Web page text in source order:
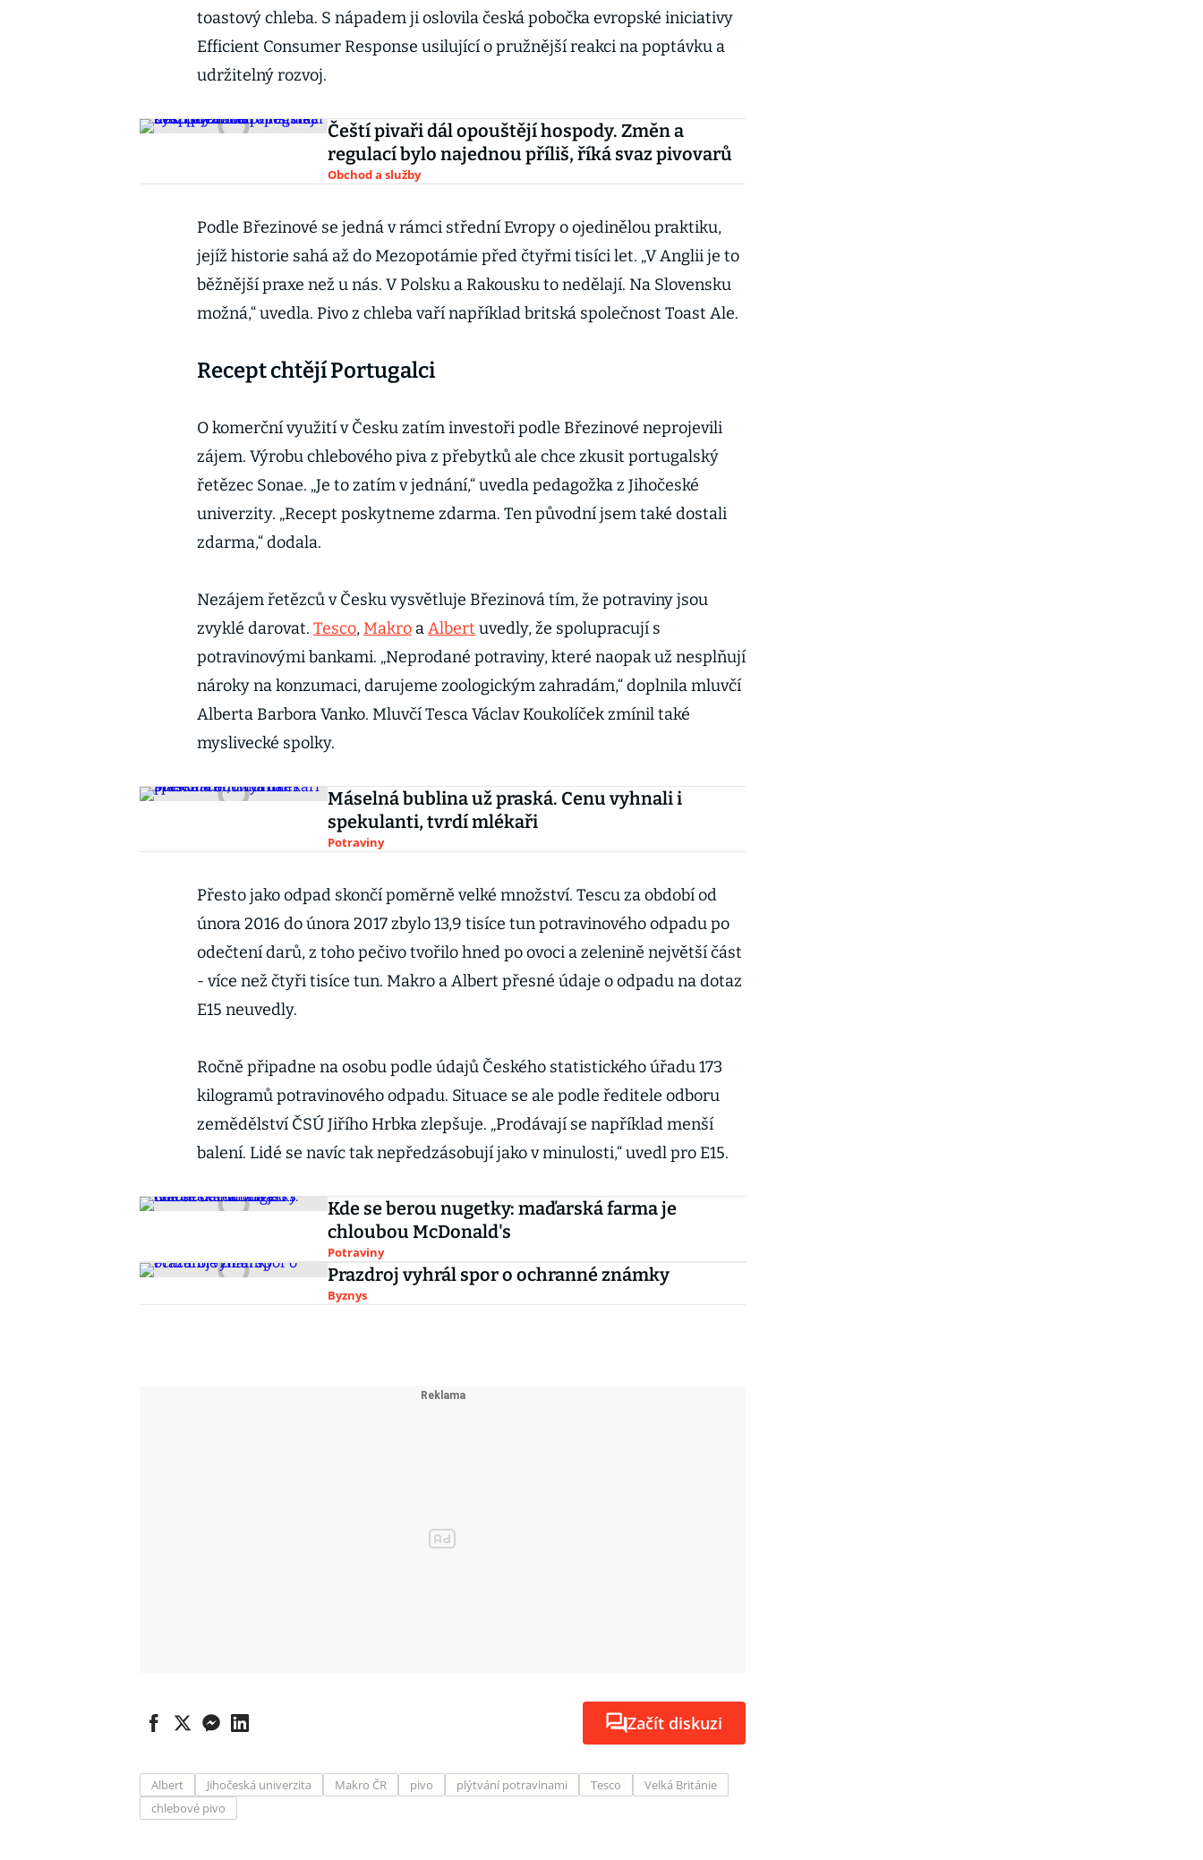
toastový chleba. S nápadem ji oslovila česká pobočka evropské iniciativy
Efficient Consumer Response usilující o pružnější reakci na poptávku a
udržitelný rozvoj.
Čeští pivaři dál opouštějí hospody. Změn a
regulací bylo najednou příliš, říká svaz pivovarů
Obchod a služby
Podle Březinové se jedná v rámci střední Evropy o ojedinělou praktiku,
jejíž historie sahá až do Mezopotámie před čtyřmi tisíci let. „V Anglii je to
běžnější praxe než u nás. V Polsku a Rakousku to nedělají. Na Slovensku
možná,“ uvedla. Pivo z chleba vaří například britská společnost Toast Ale.
Recept chtějí Portugalci
O komerční využití v Česku zatím investoři podle Březinové neprojevili
zájem. Výrobu chlebového piva z přebytků ale chce zkusit portugalský
řetězec Sonae. „Je to zatím v jednání,“ uvedla pedagožka z Jihočeské
univerzity. „Recept poskytneme zdarma. Ten původní jsem také dostali
zdarma,“ dodala.
Nezájem řetězců v Česku vysvětluje Březinová tím, že potraviny jsou
zvyklé darovat. Tesco, Makro aAlbert uvedly, že spolupracují s
potravinovými bankami. „Neprodané potraviny, které naopak už nesplňují
nároky na konzumaci, darujeme zoologickým zahradám,“ doplnila mluvčí
Alberta Barbora Vanko. Mluvčí Tesca Václav Koukolíček zmínil také
myslivecké spolky.
Máselná bublina už praská. Cenu vyhnali i
spekulanti, tvrdí mlékaři
Potraviny
Přesto jako odpad skončí poměrně velké množství. Tescu za období od
února 2016 do února 2017 zbylo 13,9 tisíce tun potravinového odpadu po
odečtení darů, z toho pečivo tvořilo hned po ovoci a zelenině největší část
- více než čtyři tisíce tun. Makro a Albert přesné údaje o odpadu na dotaz
E15 neuvedly.
Ročně připadne na osobu podle údajů Českého statistického úřadu 173
kilogramů potravinového odpadu. Situace se ale podle ředitele odboru
zemědělství ČSÚ Jiřího Hrbka zlepšuje. „Prodávají se například menší
balení. Lidé se navíc tak nepředzásobují jako v minulosti,“ uvedl pro E15.
Kde se berou nugetky: maďarská farma je
chloubou McDonald's
Potraviny
Prazdroj vyhrál spor o ochranné známky
Byznys
Začít diskuzi
Albert Jihočeská univerzita Makro ČR pivo plýtvání potravinami Tesco
Velká Británie
chlebové pivo